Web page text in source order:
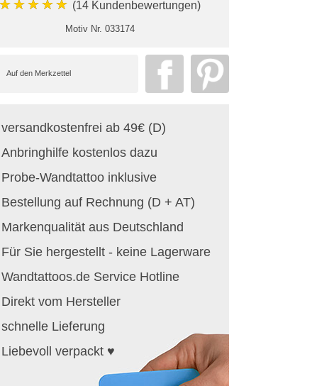
★★★★★ (14 Kundenbewertungen)
Motiv Nr. 033174
versandkostenfrei ab 49€ (D)
Anbringhilfe kostenlos dazu
Probe-Wandtattoo inklusive
Bestellung auf Rechnung (D + AT)
Markenqualität aus Deutschland
Für Sie hergestellt - keine Lagerware
Wandtattoos.de Service Hotline
Direkt vom Hersteller
schnelle Lieferung
Liebevoll verpackt ♥